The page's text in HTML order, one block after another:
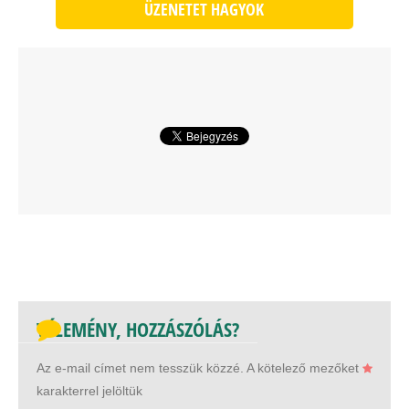
ÜZENETET HAGYOK
VÉLEMÉNY, HOZZÁSZÓLÁS?
Az e-mail címet nem tesszük közzé. A kötelező mezőket
karakterrel jelöltük